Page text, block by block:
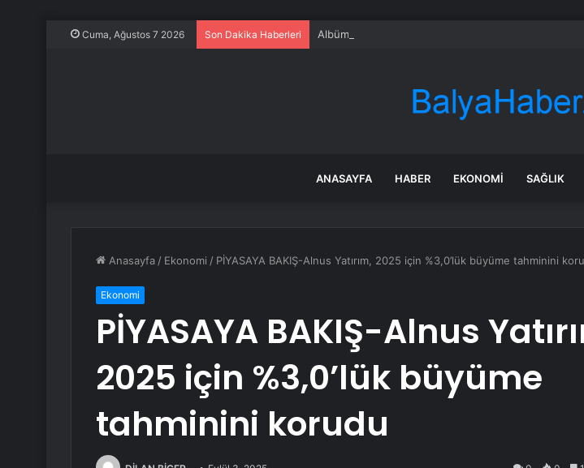
Cuma, Ağustos 7 2026 Son Dakika Haberleri Albüm: Çin’in Hunan Eyaletinde Çeltik Üretimi
ANASAYFA HABER EKONOMI SAĞLIK
Anasayfa / Ekonomi / PİYASAYA BAKIŞ-Alnus Yatırım, 2025 için %3,0’lük büyüme tahminini
Ekonomi
PİYASAYA BAKIŞ-Alnus
2025 için %3,0’lük büyüme
tahminini korudu